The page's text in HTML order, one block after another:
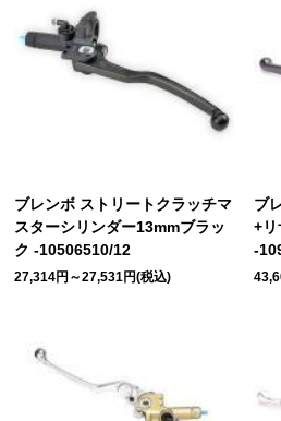
ブレンボ ストリートクラッチマ
スターシリンダー13mmブラッ
ク -10506510/12
27,314円～27,531円(税込)
ブ
+リ
-